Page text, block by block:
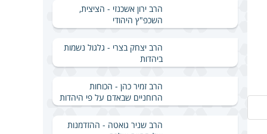
הרב ירון אשכנזי - הציצית,
השכפ"ץ היהודי
הרב יצחק בצרי - גלגול נשמות
ביהדות
הרב זמיר כהן - הכוחות
הרוחניים שבאדם על פי היהדות
הרב שניר גואטה - ההזדמנות